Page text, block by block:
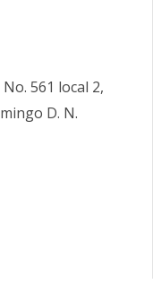
561 local 2,
D. N.